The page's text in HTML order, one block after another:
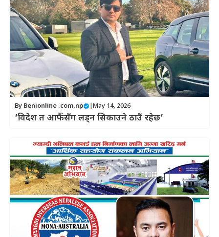
By Benionline .com.np May 14, 2026
‘विदेश त आफैँसँग लड्न सिकाउने ठाउँ रहेछ’